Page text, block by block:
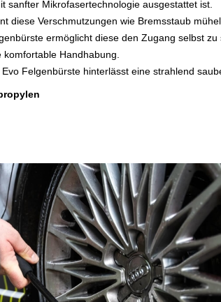
sanfter Mikrofasertechnologie ausgestattet ist.
diese Verschmutzungen wie Bremsstaub
ermöglicht diese den Zugang selbst zu
Handhabung.
Felgenbürste hinterlässt eine strahlend